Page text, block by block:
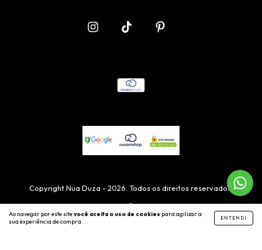
Ao navegar por este sitevocê aceita o uso de cookies para agilizar a
sua experiência de compra.
ENTENDI
Copyright Nua Duza - 2026. Todos os direitos reservados.